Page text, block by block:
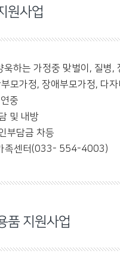
원사업
하는 가정중 맞벌이, 질병,
모가정, 장애부모가정, 다
중
및 내방
부담금 차등
족센터(033- 554-4003)
품 지원사업